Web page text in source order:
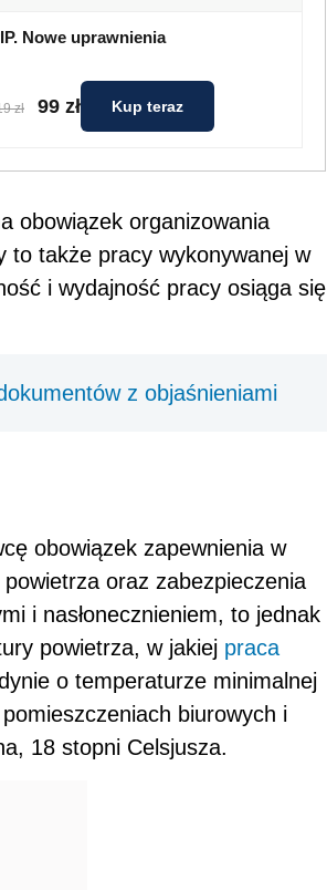
Nowe uprawnienia
zł 99 zł Kup teraz
obowiązek organizowania
to także pracy wykonywanej w
i wydajność pracy osiąga się
z objaśnieniami
obowiązek zapewnienia w
oraz zabezpieczenia
i nasłonecznieniem, to jednak
powietrza, w jakiej praca
o temperaturze minimalnej
biurowych i
18 stopni Celsjusza.